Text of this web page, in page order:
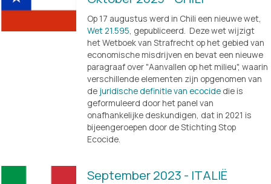
Wet 21.595, gepubliceerd.  Deze wet wijzigt
het Wetboek van Strafrecht op het gebied van
economische misdrijven en bevat een nieuwe
paragraaf over "Aanvallen op het milieu", waarin
verschillende elementen zijn opgenomen van
de juridische definitie van ecocide die is
geformuleerd door het panel van
onafhankelijke deskundigen, dat in 2021 is
bijeengeroepen door de Stichting Stop
Ecocide.
September 2023 - ITALIË